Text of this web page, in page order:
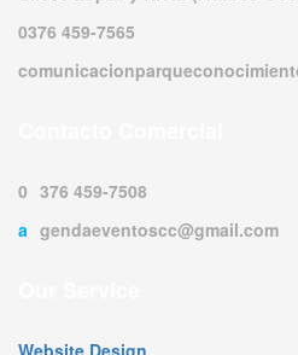
0376 459-7565
0376 459-7508
agendaeventoscc@gmail.com
Website Design